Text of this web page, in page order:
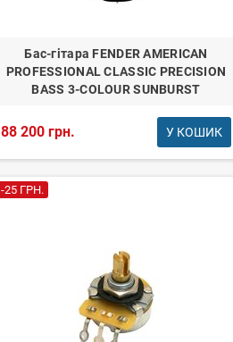
Бас-гітара FENDER AMERICAN
PROFESSIONAL CLASSIC PRECISION
BASS 3-COLOUR SUNBURST
88 200 грн. У КОШИК
-25 ГРН.